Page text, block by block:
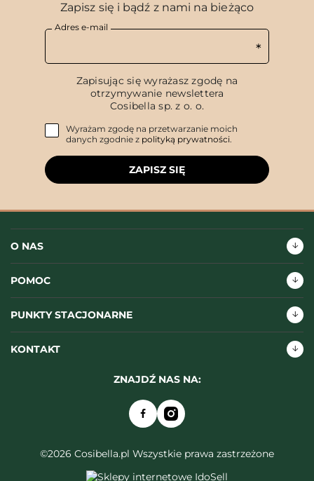
Zapisz się i bądź z nami na bieżąco
Adres e-mail
Zapisując się wyrażasz zgodę na
otrzymywanie newslettera
Cosibella sp. z o. o.
Wyrażam zgodę na przetwarzanie moich
danych zgodnie z polityką prywatności.
ZAPISZ SIĘ
O NAS
POMOC
PUNKTY STACJONARNE
KONTAKT
ZNAJDŹ NAS NA:
©2026 Cosibella.pl Wszystkie prawa zastrzeżone